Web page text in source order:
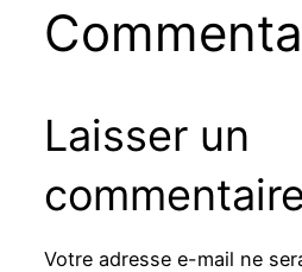
Laisser un
Votre adresse e-mail ne